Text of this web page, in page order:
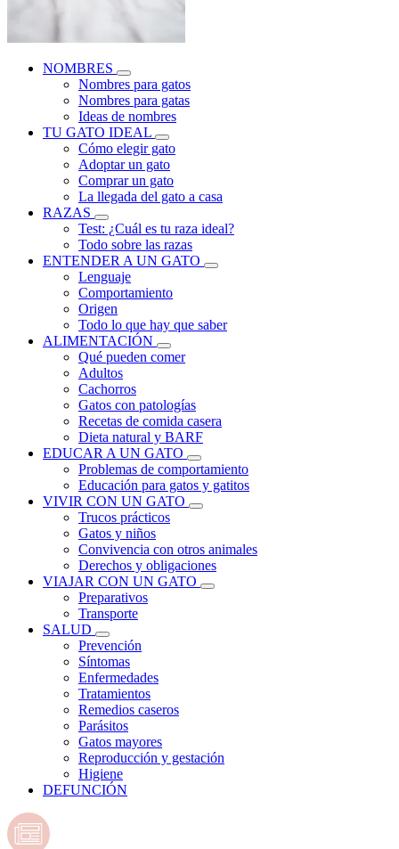
NOMBRES
Nombres para gatos
Nombres para gatas
Ideas de nombres
TU GATO IDEAL
Cómo elegir gato
Adoptar un gato
Comprar un gato
La llegada del gato a casa
RAZAS
Test: ¿Cuál es tu raza ideal?
Todo sobre las razas
ENTENDER A UN GATO
Lenguaje
Comportamiento
Origen
Todo lo que hay que saber
ALIMENTACIÓN
Qué pueden comer
Adultos
Cachorros
Gatos con patologías
Recetas de comida casera
Dieta natural y BARF
EDUCAR A UN GATO
Problemas de comportamiento
Educación para gatos y gatitos
VIVIR CON UN GATO
Trucos prácticos
Gatos y niños
Convivencia con otros animales
Derechos y obligaciones
VIAJAR CON UN GATO
Preparativos
Transporte
SALUD
Prevención
Síntomas
Enfermedades
Tratamientos
Remedios caseros
Parásitos
Gatos mayores
Reproducción y gestación
Higiene
DEFUNCIÓN